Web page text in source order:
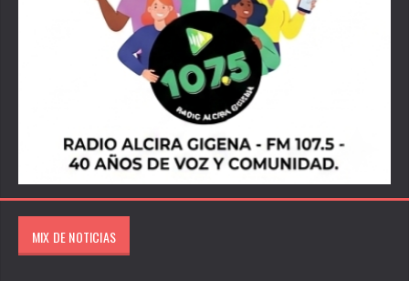
MIX DE NOTICIAS